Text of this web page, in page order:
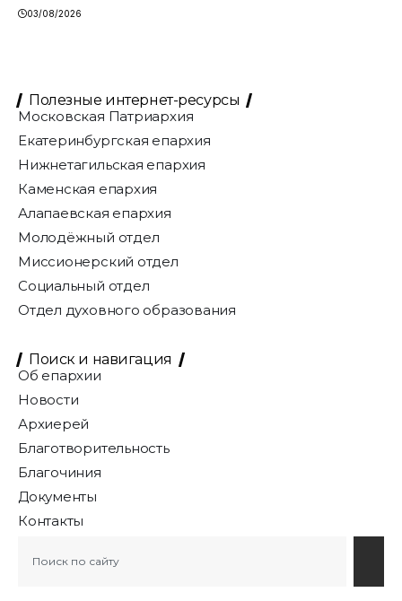
03/08/2026
Полезные интернет-ресурсы
Московская Патриархия
Екатеринбургская епархия
Нижнетагильская епархия
Каменская епархия
Алапаевская епархия
Молодёжный отдел
Миссионерский отдел
Социальный отдел
Отдел духовного образования
Поиск и навигация
Об епархии
Новости
Архиерей
Благотворительность
Благочиния
Документы
Контакты